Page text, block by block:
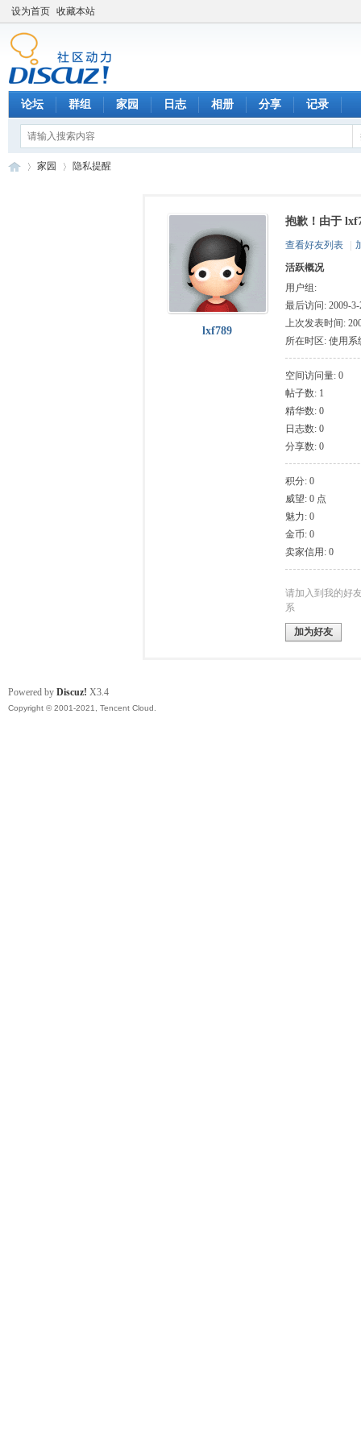
设为首页 收藏本站
论坛 群组 家园 日志 相册 分享 记录
家园 隐私提醒
lxf789
抱歉！由于
查看好友列表
活跃概况
用户组:
最后访问: 2009-3-
上次发表时间:
所在时区: 使用系
空间访问量: 0
帖子数: 1
精华数: 0
日志数: 0
分享数: 0
积分: 0
威望: 0 点
魅力: 0
金币: 0
卖家信用: 0
请加入到我的好
系
加为好友
Powered by Discuz! X3.4
Copyright © 2001-2021, Tencent Cloud.